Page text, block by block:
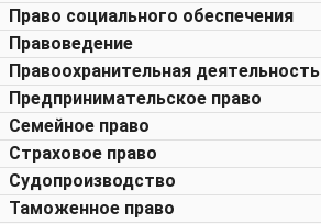
Право социального обеспечения
Правоведение
Правоохранительная деятельность
Предпринимательское право
Семейное право
Страховое право
Судопроизводство
Таможенное право